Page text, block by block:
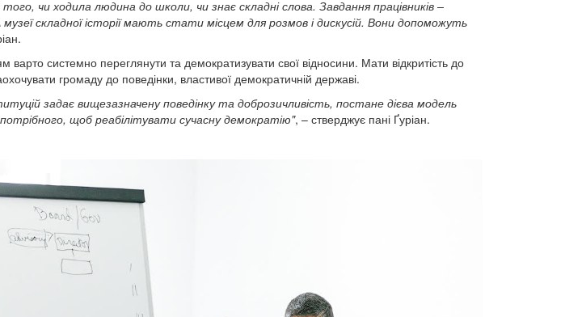
чи ходила людина до школи, чи знає складні слова. Завдання працівників –
складної історії мають стати місцем для розмов і дискусій. Вони допоможуть
системно переглянути та демократизувати свої відносини. Мати відкритість до
громаду до поведінки, властивої демократичній державі.
задає вищезазначену поведінку та доброзичливість, постане дієва модель
щоб реабілітувати сучасну демократію", – стверджує пані Ґуріан.